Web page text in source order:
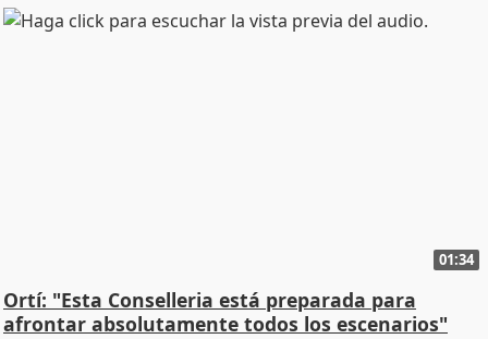
01:34
Ortí: "Esta Conselleria está preparada para
afrontar absolutamente todos los escenarios"